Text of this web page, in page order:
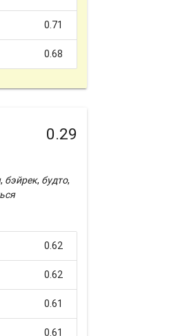
0.71
0.68
0.29
, бэйрек, будто,
0.62
0.62
0.61
0.61